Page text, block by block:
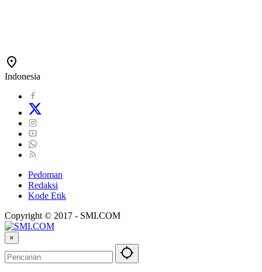
Indonesia
Pedoman
Redaksi
Kode Etik
Copyright © 2017 - SMI.COM
×